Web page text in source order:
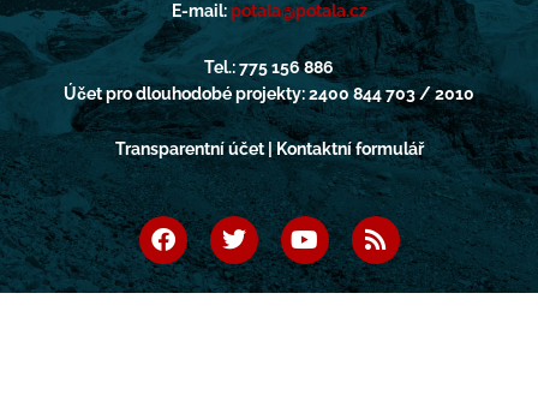
E-mail:potala@potala.cz
Tel.: 775 156 886
Účet pro dlouhodobé projekty: 2400 844 703 / 2010
Transparentní účet | Kontaktní formulář
F
a
c
e
T
w
i
t
Y
o
u
t
R
s
s